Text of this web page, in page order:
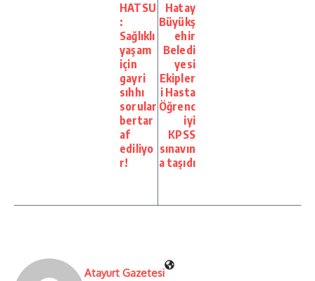
HATSU
:
Sağlıklı
yaşam
için
gayri
sıhhı
sorular
bertar
af
ediliyo
r!
Hatay
Büyükş
ehir
Beledi
yesi
Ekipler
i Hasta
Öğrenc
iyi
KPSS
sınavın
a taşıdı
Atayurt Gazetesi